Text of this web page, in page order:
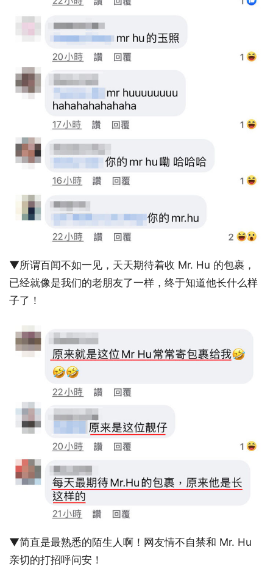
▼所谓百闻不如一见，天天期待着收 Mr. Hu 的包裹，
已经就像是我们的老朋友了一样，终于知道他长什么样
子了！
▼简直是最熟悉的陌生人啊！网友情不自禁和 Mr. Hu
亲切的打招呼问安！